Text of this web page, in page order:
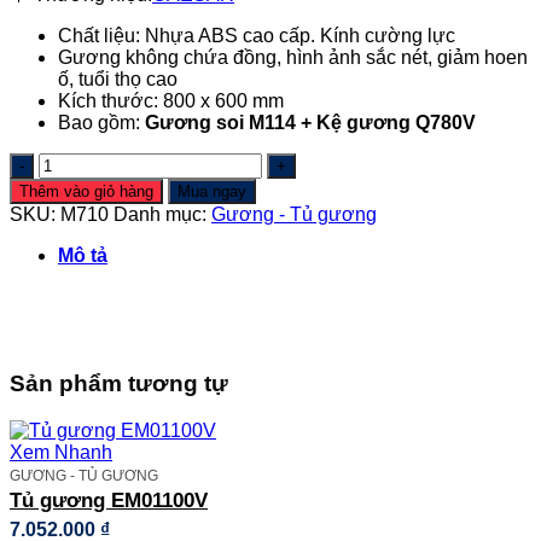
Chất liệu: Nhựa ABS cao cấp. Kính cường lực
Gương không chứa đồng, hình ảnh sắc nét, giảm hoen
ố, tuổi thọ cao
Kích thước: 800 x 600 mm
Bao gồm: Gương soi M114 + Kệ gương Q780V
Bộ
gương
phòng
tắm
M710
Thêm vào giỏ hàng Mua ngay
SKU: M710 Danh mục: Gương - Tủ gương
Mô tả
Sản phẩm tương tự
Xem Nhanh
GƯƠNG - TỦ GƯƠNG
Tủ gương EM01100V
7.052.000 ₫